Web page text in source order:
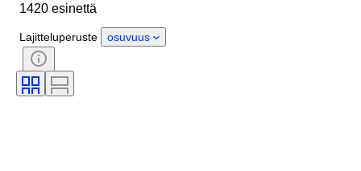
Kunto
Tyylisuuntaus
Tekniikka
Allekirjoitus
Sidonta
Väri
1420 esinettä
Lajitteluperuste osuvuus